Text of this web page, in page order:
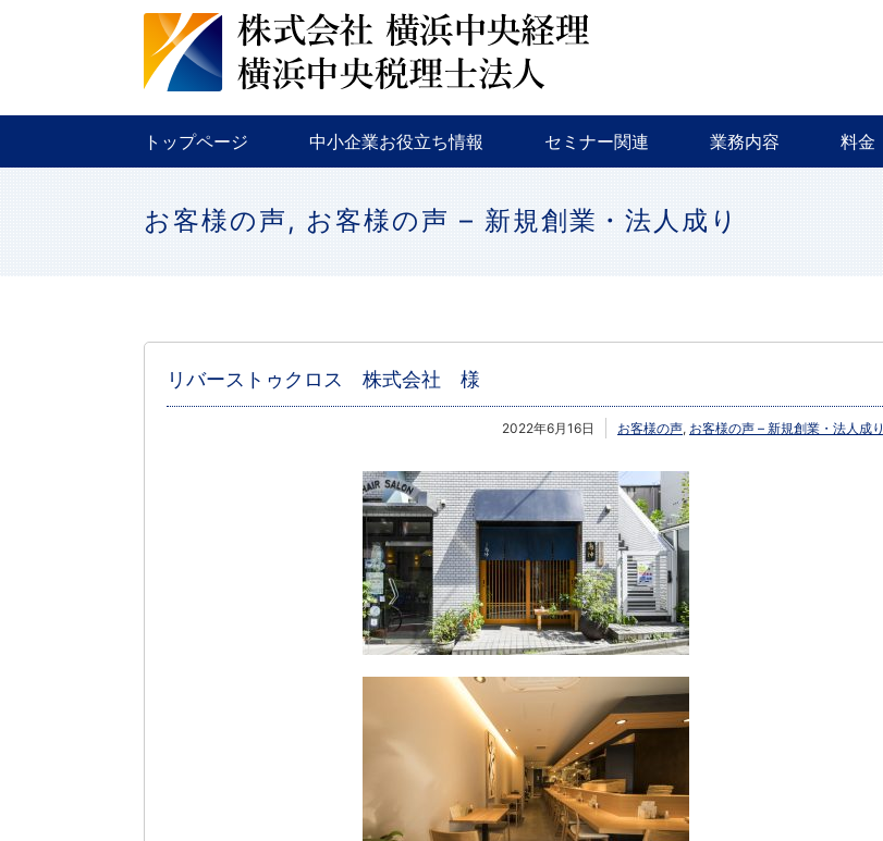
トップページ 中小企業お役立ち情報 セミナー関連 業務内容 料金
お客様の声, お客様の声 – 新規創業・法人成り
リバーストゥクロス 株式会社 様
2022年6月16日 お客様の声, お客様の声 – 新規創業・法人成り
税務
金融
補助金・助成金